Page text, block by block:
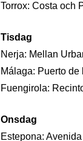
Torrox: Costa och
Tisdag
Nerja: Mellan
Málaga: Puerto de
Fuengirola:
Onsdag
Estepona: Avenida